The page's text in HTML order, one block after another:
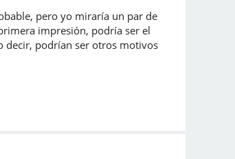
pero yo miraría un par de
impresión, podría ser el
decir, podrían ser otros motivos